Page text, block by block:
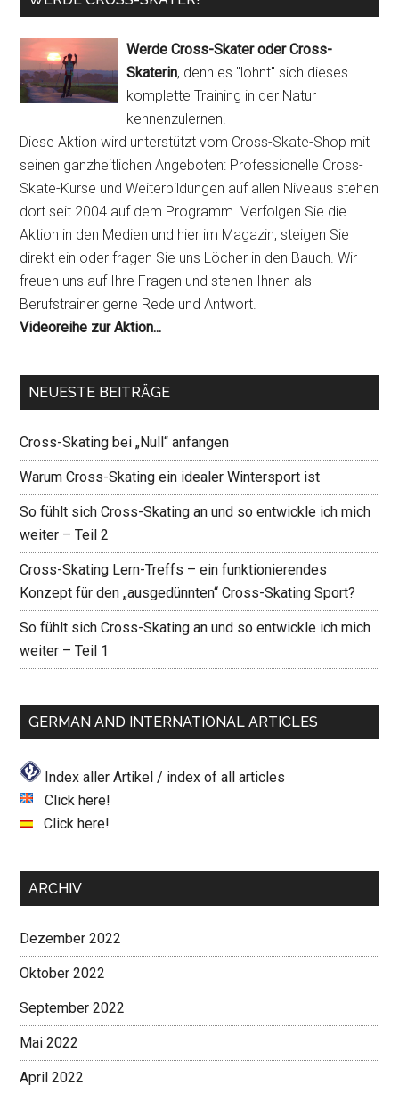
Werde Cross-Skater oder Cross-
Skaterin, denn es "lohnt" sich dieses
komplette Training in der Natur
kennenzulernen.
Diese Aktion wird unterstützt vom Cross-Skate-Shop mit
seinen ganzheitlichen Angeboten: Professionelle Cross-
Skate-Kurse und Weiterbildungen auf allen Niveaus stehen
dort seit 2004 auf dem Programm. Verfolgen Sie die
Aktion in den Medien und hier im Magazin, steigen Sie
direkt ein oder fragen Sie uns Löcher in den Bauch. Wir
freuen uns auf Ihre Fragen und stehen Ihnen als
Berufstrainer gerne Rede und Antwort.
Videoreihe zur Aktion...
NEUESTE BEITRÄGE
Cross-Skating bei „Null“ anfangen
Warum Cross-Skating ein idealer Wintersport ist
So fühlt sich Cross-Skating an und so entwickle ich mich
weiter – Teil 2
Cross-Skating Lern-Treffs – ein funktionierendes
Konzept für den „ausgedünnten“ Cross-Skating Sport?
So fühlt sich Cross-Skating an und so entwickle ich mich
weiter – Teil 1
GERMAN AND INTERNATIONAL ARTICLES
Index aller Artikel / index of all articles
Click here!
Click here!
ARCHIV
Dezember 2022
Oktober 2022
September 2022
Mai 2022
April 2022